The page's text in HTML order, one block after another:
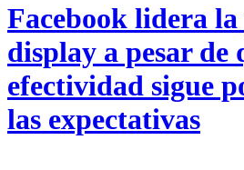
Facebook lidera
display a pesar de
efectividad sigue
las expectativas